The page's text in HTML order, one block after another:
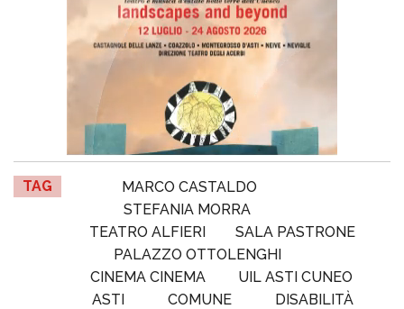
TAG
MARCO CASTALDO
STEFANIA MORRA
TEATRO ALFIERI
SALA PASTRONE
PALAZZO OTTOLENGHI
CINEMA CINEMA
UIL ASTI CUNEO
ASTI
COMUNE DISABILITÀ